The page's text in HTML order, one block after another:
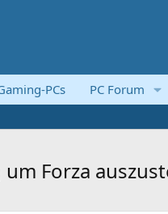
PCs PC Forum
Forza